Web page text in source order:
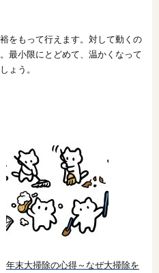
をもって行えます。対して動くの
最小限にとどめて、温かくなって
ょう。
年末大掃除の心得～なぜ大掃除を